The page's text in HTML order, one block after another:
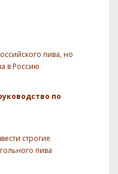
пива, но
в Россию
по
строгие
пива